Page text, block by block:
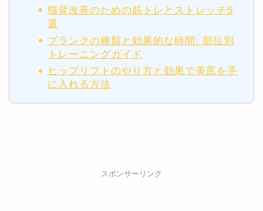
猫背改善のための筋トレとストレッチ5
選
プランクの種類と効果的な時間: 部位別
トレーニングガイド
ヒップリフトのやり方と効果で美尻を手
に入れる方法
スポンサーリンク